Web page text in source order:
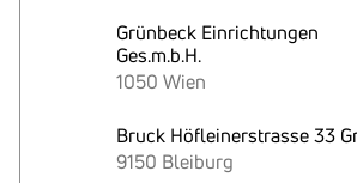
Grünbeck Einrichtungen
Ges.m.b.H.
1050 Wien
Bruck Höfleinerstrasse 33
9150 Bleiburg